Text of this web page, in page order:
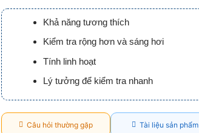
xếp
hạng
0.0
5
sao
Khả năng tương thích
Kiểm tra rộng hơn và sáng hơi
Tính linh hoạt
Lý tưởng để kiểm tra nhanh
Câu hỏi thường gặp Tài liệu sản phẩm